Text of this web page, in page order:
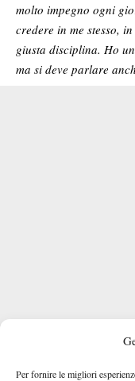
Per fornire le migliori
molto impegno ogni
credere in me stesso,
giusta disciplina. Ho
ma si deve parlare